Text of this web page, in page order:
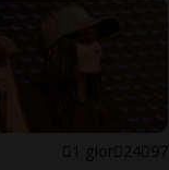
1 gior 24 97